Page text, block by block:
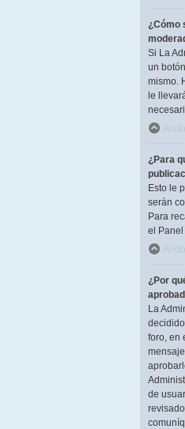
¿Cómo
Si La
un
mismo.
le
¿Para
Esto le
serán
Para
el
¿Por
La
foro, en
de